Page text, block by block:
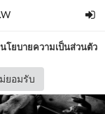
นโยบายความเป็นส่วนตัว
ยอมรับ